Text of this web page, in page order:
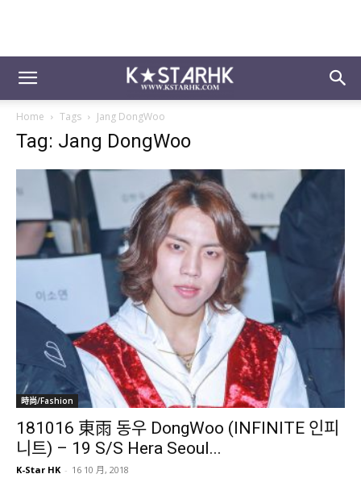
Home Tags Jang DongWoo
Tag: Jang DongWoo
時尚/Fashion
181016 東雨 동우 DongWoo (INFINITE 인피
니트) – 19 S/S Hera Seoul...
K-Star HK - 16 10 月, 2018